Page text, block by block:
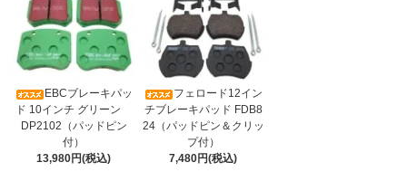
EBCブレーキパッ
ド 10インチ グリーン
DP2102（パッドピン
付）
13,980円(税込)
フェロード12イン
チブレーキパッド FDB8
24（パッドピン＆クリッ
プ付）
7,480円(税込)